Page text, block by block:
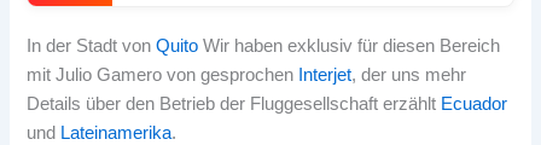
In der Stadt vonQuito Wir haben exklusiv für diesen Bereich
mit Julio Gamero von gesprochen Interjet, der uns mehr
Details über den Betrieb der Fluggesellschaft erzählt Ecuador
und Lateinamerika.